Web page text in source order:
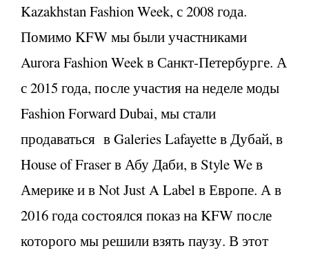
Kazakhstan Fashion Week, с 2008 года.
Помимо KFW мы были участниками
Aurora Fashion Week в Санкт-Петербурге. А
с 2015 года, после участия на неделе моды
Fashion Forward Dubai, мы стали
продаваться в Galeries Lafayette в Дубай, в
House of Fraser в Абу Даби, в Style We в
Америке и в Not Just A Label в Европе. А в
2016 года состоялся показ на KFW после
которого мы решили взять паузу. В этот